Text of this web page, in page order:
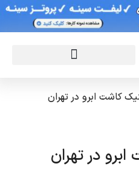
کاشت ابرو در تهران
در تهران